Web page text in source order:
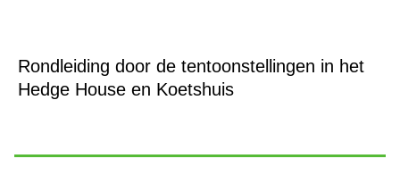
Rondleiding door de tentoonstellingen in het
Hedge House en Koetshuis